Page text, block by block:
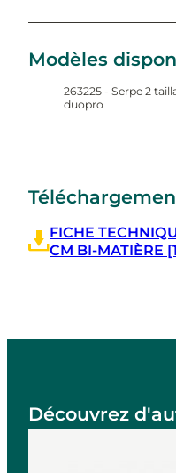
Modèles
263225 - Serpe 2
duopro
FICHE
CM BI-MATIÈRE
Découvrez